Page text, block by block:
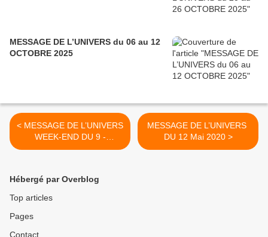
MESSAGE DE L’UNIVERS du 06 au 12
OCTOBRE 2025
< MESSAGE DE L’UNIVERS
WEEK-END DU 9 -
10 Mai 2020
MESSAGE DE L’UNIVERS
DU 12 Mai 2020 >
Hébergé par Overblog
Top articles
Pages
Contact